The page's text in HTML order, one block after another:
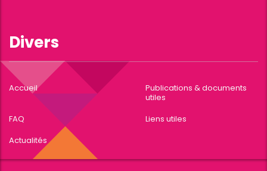
Divers
Accueil
Publications & documents
utiles
FAQ
Liens utiles
Actualités